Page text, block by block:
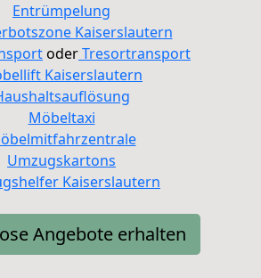
Entrümpelung
Kaiserslautern
oderTresortransport
Kaiserslautern
Möbeltaxi
Umzugskartons
Kaiserslautern
Angebote erhalten